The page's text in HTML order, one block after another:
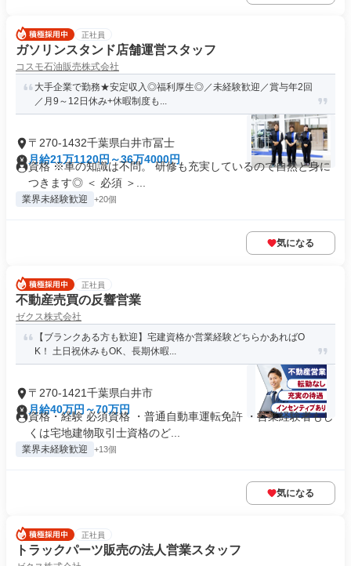
正社員
ガソリンスタンド店舗運営スタッフ
コスモ石油販売株式会社
大手企業で勤務★安定収入◎福利厚生◎／未経験歓迎／賞与年2回
／月9～12日休み+休暇制度も...
〒270-1432千葉県白井市冨士
月給21万1120円～36万4000円
資格 ※車の知識は不問。 研修も充実しているので自然と身に
つきます◎ ＜ 必須 ＞...
業界未経験歓迎 +20個
気になる
正社員
不動産売買の反響営業
ゼクス株式会社
【ブランクある方も歓迎】宅建資格か営業経験どちらかあればO
K！ 土日祝休みもOK、長期休暇...
〒270-1421千葉県白井市
月給40万円～70万円
資格・経験 必須資格 ・普通自動車運転免許 ・営業経験者もし
くは宅地建物取引士資格のど...
業界未経験歓迎 +13個
気になる
正社員
トラックパーツ販売の法人営業スタッフ